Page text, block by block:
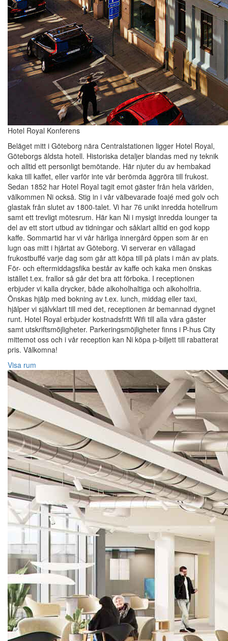
Hotel Royal Konferens
Beläget mitt i Göteborg nära Centralstationen ligger Hotel Royal,
Göteborgs äldsta hotell. Historiska detaljer blandas med ny teknik
och alltid ett personligt bemötande. Här njuter du av hembakad
kaka till kaffet, eller varför inte vår berömda äggröra till frukost.
Sedan 1852 har Hotel Royal tagit emot gäster från hela världen,
välkommen Ni också. Stig in i vår välbevarade foajé med golv och
glastak från slutet av 1800-talet. Vi har 76 unikt inredda hotellrum
samt ett trevligt mötesrum. Här kan Ni i mysigt inredda lounger ta
del av ett stort utbud av tidningar och såklart alltid en god kopp
kaffe. Sommartid har vi vår härliga innergård öppen som är en
lugn oas mitt i hjärtat av Göteborg. Vi serverar en vällagad
frukostbuffé varje dag som går att köpa till på plats i mån av plats.
För- och eftermiddagsfika består av kaffe och kaka men önskas
istället t.ex. frallor så går det bra att förboka. I receptionen
erbjuder vi kalla drycker, både alkoholhaltiga och alkoholfria.
Önskas hjälp med bokning av t.ex. lunch, middag eller taxi,
hjälper vi självklart till med det, receptionen är bemannad dygnet
runt. Hotel Royal erbjuder kostnadsfritt Wifi till alla våra gäster
samt utskriftsmöjligheter. Parkeringsmöjligheter finns i P-hus City
mittemot oss och i vår reception kan Ni köpa p-biljett till rabatterat
pris. Välkomna!
Visa rum